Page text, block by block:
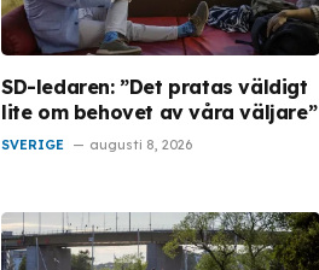
SD-ledaren: ”Det pratas väldigt
lite om behovet av våra väljare”
SVERIGE augusti 8, 2026